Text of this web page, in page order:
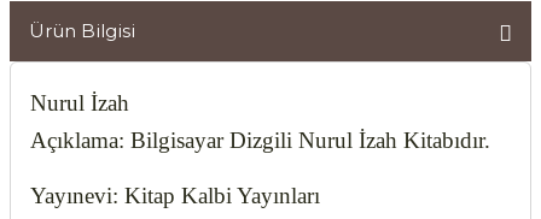
Ürün Bilgisi
Nurul İzah
Açıklama: Bilgisayar Dizgili Nurul İzah Kitabıdır.
Yayınevi: Kitap Kalbi Yayınları